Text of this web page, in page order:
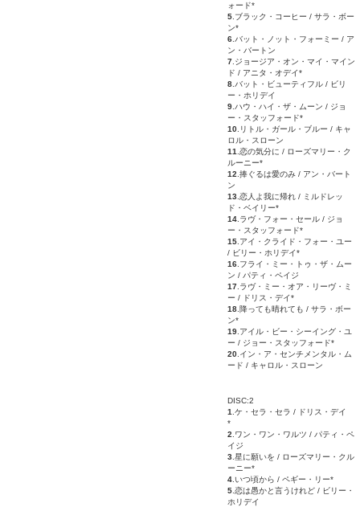
ォード*
5 .ブラック・コーヒー / サラ・ボー
ン*
6 .バット・ノット・フォーミー / ア
ン・バートン
7 .ジョージア・オン・マイ・マイン
ド / アニタ・オデイ*
8 .バット・ビューティフル / ビリ
ー・ホリデイ
9 .ハウ・ハイ・ザ・ムーン / ジョ
ー・スタッフォード*
10 .リトル・ガール・ブルー / キャ
ロル・スローン
11 .恋の気分に / ローズマリー・ク
ルーニー*
12 .捧ぐるは愛のみ / アン・バート
ン
13 .恋人よ我に帰れ / ミルドレッ
ド・ベイリー*
14 .ラヴ・フォー・セール / ジョ
ー・スタッフォード*
15 .アイ・クライド・フォー・ユー
/ ビリー・ホリデイ*
16 .フライ・ミー・トゥ・ザ・ムー
ン / パティ・ペイジ
17 .ラヴ・ミー・オア・リーヴ・ミ
ー / ドリス・デイ*
18 .降っても晴れても / サラ・ボー
ン*
19 .アイル・ビー・シーイング・ユ
ー / ジョー・スタッフォード*
20 .イン・ア・センチメンタル・ム
ード / キャロル・スローン
DISC:2
1 .ケ・セラ・セラ / ドリス・デイ
*
2 .ワン・ワン・ワルツ / パティ・ペ
イジ
3 .星に願いを / ローズマリー・クル
ーニー*
4 .いつ頃から / ペギー・リー*
5 .恋は愚かと言うけれど / ビリー・
ホリデイ